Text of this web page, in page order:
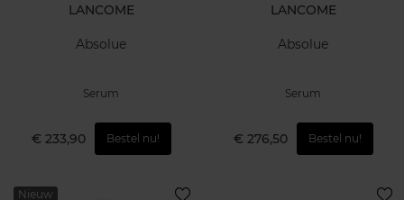
LANCOME
Absolue
Serum
€ 233,90 Bestel nu!
LANCOME
Absolue
Serum
€ 276,50 Bestel nu!
Nieuw